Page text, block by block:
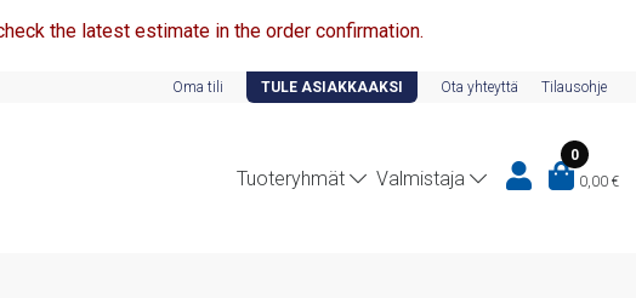
the latest estimate in the order confirmation.
Oma tili TULE ASIAKKAAKSI Ota yhteyttä Tilausohje
Tuoteryhmät Valmistaja
0
0,00 €